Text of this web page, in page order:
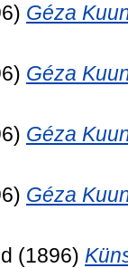
Géza
Géza
Géza
Géza
(1896)